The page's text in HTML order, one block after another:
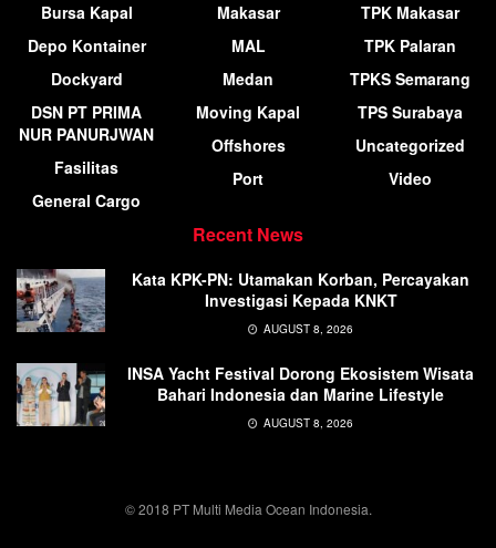
Bursa Kapal
Depo Kontainer
Dockyard
DSN PT PRIMA
NUR PANURJWAN
Fasilitas
General Cargo
Makasar
MAL
Medan
Moving Kapal
Offshores
Port
TPK Makasar
TPK Palaran
TPKS Semarang
TPS Surabaya
Uncategorized
Video
Recent News
Kata KPK-PN: Utamakan Korban, Percayakan
Investigasi Kepada KNKT
AUGUST 8, 2026
INSA Yacht Festival Dorong Ekosistem Wisata
Bahari Indonesia dan Marine Lifestyle
AUGUST 8, 2026
© 2018 PT Multi Media Ocean Indonesia.